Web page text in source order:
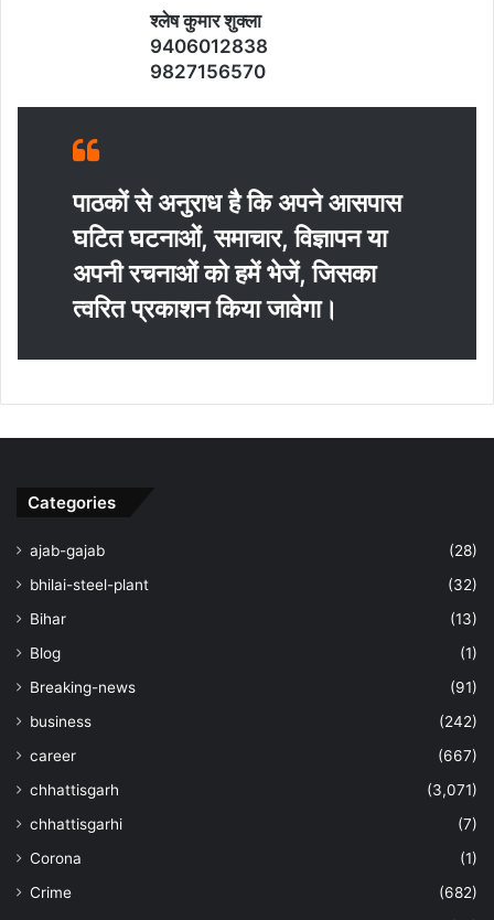
श्‍लेष कुमार शुक्‍ला
9406012838
9827156570
पाठकों से अनुराध है कि अपने आसपास
घटित घटनाओं, समाचार, विज्ञापन या
अपनी रचनाओं को हमें भेजें, जिसका
त्‍वरित प्रकाशन किया जावेगा।
Categories
ajab-gajab
(28)
bhilai-steel-plant
(32)
Bihar
(13)
Blog
(1)
Breaking-news
(91)
business
(242)
career
(667)
chhattisgarh
(3,071)
chhattisgarhi
(7)
Corona
(1)
Crime
(682)